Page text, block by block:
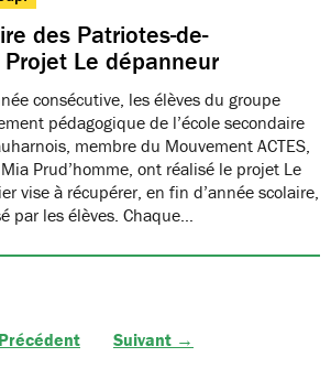
des Patriotes-de-
Le dépanneur
consécutive, les élèves du groupe
pédagogique de l’école secondaire
membre du Mouvement ACTES,
Prud’homme, ont réalisé le projet Le
vise à récupérer, en fin d’année scolaire,
par les élèves. Chaque…
Suivant →